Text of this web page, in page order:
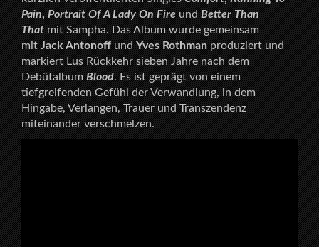
Pain,Portrait Of A Lady On FireundBetter Than
Thatmit Sampha. Das Album wurde gemeinsam
mitJack AntonoffundYves Rothmanproduziert und
markiert Lus Rückkehr sieben Jahre nach dem
DebütalbumBlood. Es ist geprägt von einem
tiefgreifenden Gefühl der Verwandlung, in dem
Hingabe, Verlangen, Trauer und Transzendenz
miteinander verschmelzen.